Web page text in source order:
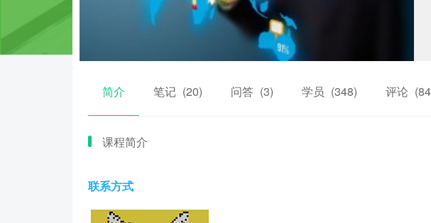
简介 笔记 (20) 问答 (3) 学员 (348) 评论
课程简介
联系方式